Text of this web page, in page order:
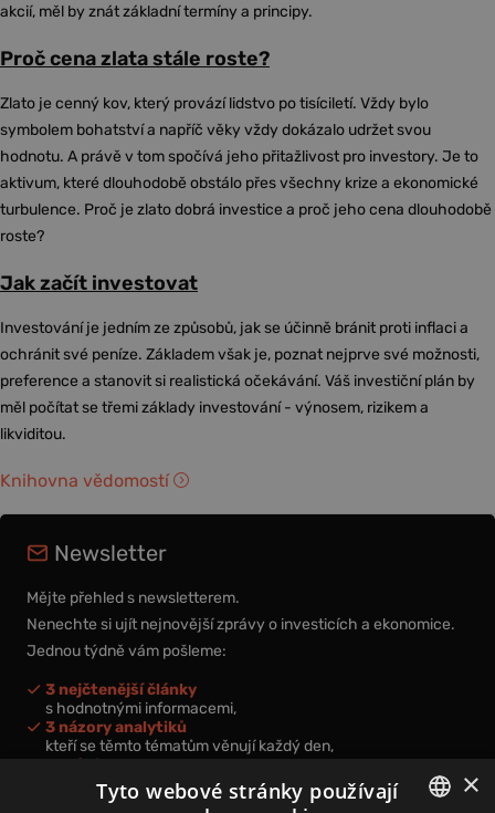
akcií, měl by znát základní termíny a principy.
Proč cena zlata stále roste?
Zlato je cenný kov, který provází lidstvo po tisíciletí. Vždy bylo
symbolem bohatství a napříč věky vždy dokázalo udržet svou
hodnotu. A právě v tom spočívá jeho přitažlivost pro investory. Je to
aktivum, které dlouhodobě obstálo přes všechny krize a ekonomické
turbulence. Proč je zlato dobrá investice a proč jeho cena dlouhodobě
roste?
Jak začít investovat
Investování je jedním ze způsobů, jak se účinně bránit proti inflaci a
ochránit své peníze. Základem však je, poznat nejprve své možnosti,
preference a stanovit si realistická očekávání. Váš investiční plán by
měl počítat se třemi základy investování - výnosem, rizikem a
likviditou.
Knihovna vědomostí
Newsletter
Mějte přehled s newsletterem.
Nenechte si ujít nejnovější zprávy o investicích a ekonomice.
Jednou týdně vám pošleme:
3 nejčtenější články
s hodnotnými informacemi,
3 názory analytiků
kteří se těmto tématům věnují každý den,
nová videa a podcasty
k prohloubení vašich znalostí.
×
Tyto webové stránky používají